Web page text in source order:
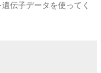
伝子データを使ってく